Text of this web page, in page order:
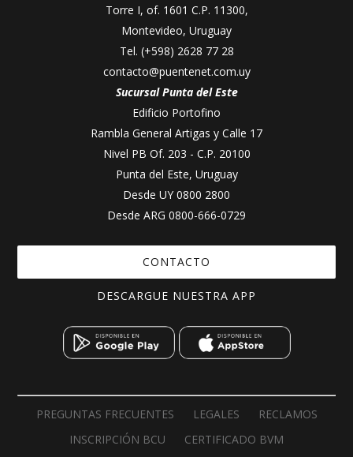
Torre I, of. 1601 C.P. 11300,
Montevideo, Uruguay
Tel. (+598) 2628 77 28
contacto@puentenet.com.uy
Sucursal Punta del Este
Edificio Portofino
Rambla General Artigas y Calle 17
Nivel PB Of. 203 - C.P. 20100
Punta del Este, Uruguay
Desde UY 0800 2800
Desde ARG 0800-666-0729
CONTACTO
DESCARGUE NUESTRA APP
PREGUNTAS FRECUENTES LEGALES
RECLAMOS
INSCRIPCIÓN BCU
CERTIFICADO BVM